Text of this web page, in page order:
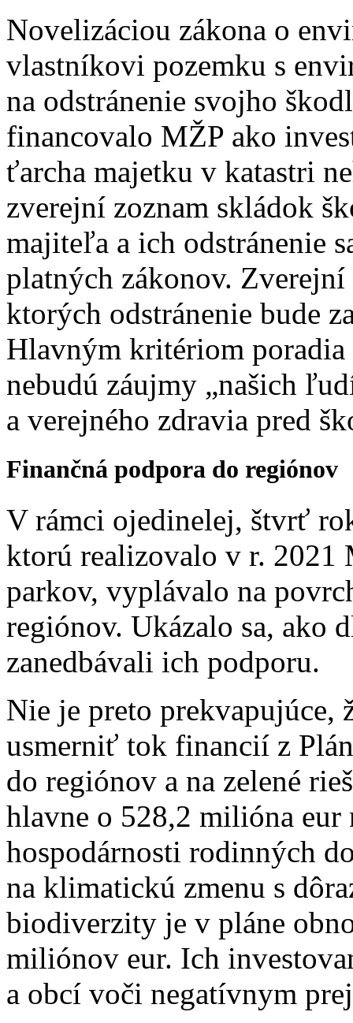
Novelizáciou zákona o
vlastníkovi pozemku s
na odstránenie svojho
financovalo MŽP ako
ťarcha majetku v katastri
zverejní zoznam skládok
majiteľa a ich odstránenie
platných zákonov.
ktorých odstránenie bude
Hlavným kritériom
nebudú záujmy „našich
a verejného zdravia pred
Finančná podpora do regiónov
V rámci ojedinelej, štvrť
ktorú realizovalo v r. 2021
parkov, vyplávalo na
regiónov. Ukázalo sa, ako
zanedbávali ich podporu.
Nie je preto prekvapujúce,
usmerniť tok financií z
do regiónov a na zelené
hlavne o 528,2 milióna eur
hospodárnosti rodinných
na klimatickú zmenu s
biodiverzity je v pláne
miliónov eur. Ich
a obcí voči negatívnym